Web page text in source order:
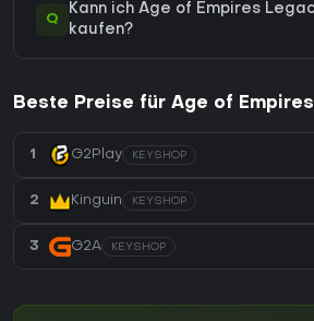
Q
Kann ich Age of Empires
kaufen?
Beste Preise für Age of
1 G2Play KEYSHOP
2 Kinguin KEYSHOP
3 G2A KEYSHOP